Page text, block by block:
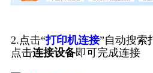
2.点击“打印机连接”自动搜索
点击连接设备即可完成连接